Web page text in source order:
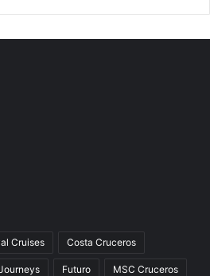
Cruises Costa Cruceros
Futuro MSC Cruceros